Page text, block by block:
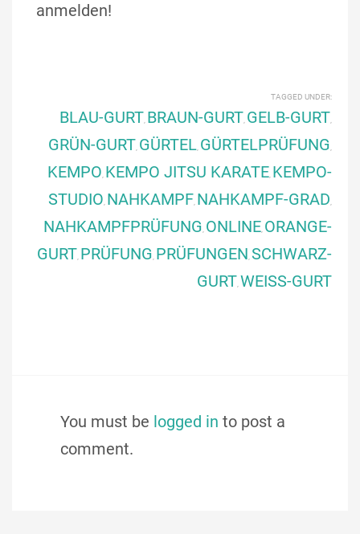
anmelden!
TAGGED UNDER:
BLAU-GURT BRAUN-GURT GELB-GURT
GRÜN-GURT GÜRTEL GÜRTELPRÜFUNG
KEMPO KEMPO JITSU KARATE KEMPO-
STUDIO NAHKAMPF NAHKAMPF-GRAD
NAHKAMPFPRÜFUNG ONLINE ORANGE-
GURT PRÜFUNG PRÜFUNGEN SCHWARZ-
GURTWEISS-GURT
You must be logged in to post a
comment.